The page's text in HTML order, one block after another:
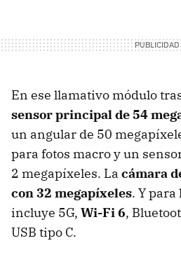
En ese llamativo módulo
sensor principal de 54
un angular de 50
para fotos macro y un
2 megapíxeles. La cámara
con 32 megapíxeles. Y
incluye 5G, Wi-Fi 6,
USB tipo C.